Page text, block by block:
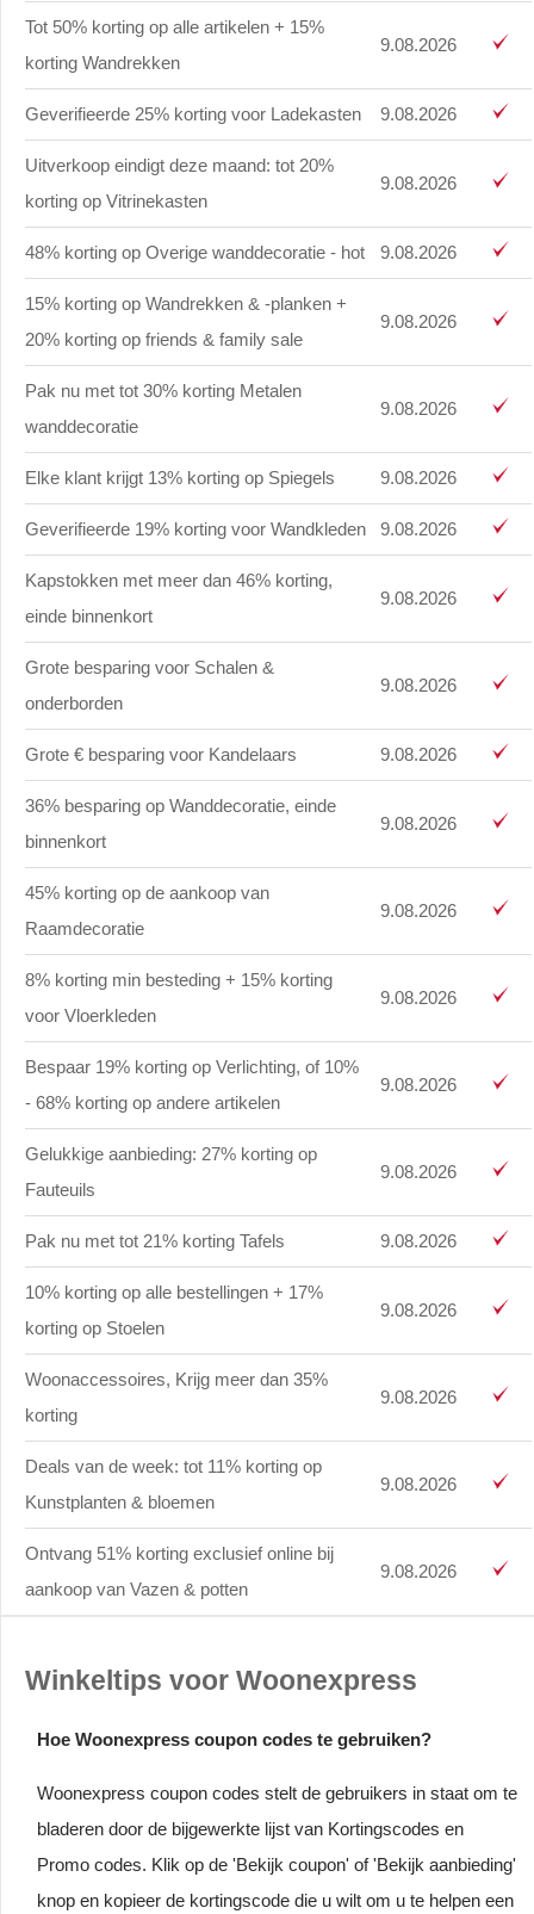
Tot 50% korting op alle artikelen + 15%
korting Wandrekken
9.08.2026
Geverifieerde 25% korting voor Ladekasten 9.08.2026
Uitverkoop eindigt deze maand: tot 20%
korting op Vitrinekasten
9.08.2026
48% korting op Overige wanddecoratie - hot 9.08.2026
15% korting op Wandrekken & -planken +
20% korting op friends & family sale
9.08.2026
Pak nu met tot 30% korting Metalen
wanddecoratie
9.08.2026
Elke klant krijgt 13% korting op Spiegels 9.08.2026
Geverifieerde 19% korting voor Wandkleden 9.08.2026
Kapstokken met meer dan 46% korting,
einde binnenkort
9.08.2026
Grote besparing voor Schalen &
onderborden
9.08.2026
Grote € besparing voor Kandelaars 9.08.2026
36% besparing op Wanddecoratie, einde
binnenkort
9.08.2026
45% korting op de aankoop van
Raamdecoratie
9.08.2026
8% korting min besteding + 15% korting
voor Vloerkleden
9.08.2026
Bespaar 19% korting op Verlichting, of 10%
- 68% korting op andere artikelen
9.08.2026
Gelukkige aanbieding: 27% korting op
Fauteuils
9.08.2026
Pak nu met tot 21% korting Tafels 9.08.2026
10% korting op alle bestellingen + 17%
korting op Stoelen
9.08.2026
Woonaccessoires, Krijg meer dan 35%
korting
9.08.2026
Deals van de week: tot 11% korting op
Kunstplanten & bloemen
9.08.2026
Ontvang 51% korting exclusief online bij
aankoop van Vazen & potten
9.08.2026
Winkeltips voor Woonexpress
Hoe Woonexpress coupon codes te gebruiken?
Woonexpress coupon codes stelt de gebruikers in staat om te
bladeren door de bijgewerkte lijst van Kortingscodes en
Promo codes. Klik op de 'Bekijk coupon' of 'Bekijk aanbieding'
knop en kopieer de kortingscode die u wilt om u te helpen een